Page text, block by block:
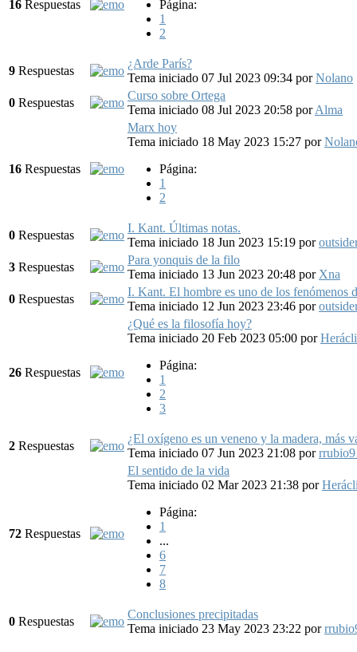
16 Respuestas
Página:
1
2
9 Respuestas
¿Arde París?
Tema iniciado 07 Jul 2023 09:34 porNolano
0 Respuestas
Curso sobre Ortega
Tema iniciado 08 Jul 2023 20:58 porAlma
16 Respuestas
Marx hoy
Tema iniciado 18 May 2023 15:27 por
Página:
1
2
0 Respuestas
I. Kant. Últimas notas.
Tema iniciado 18 Jun 2023 15:19 por
3 Respuestas
Para yonquis de la filo
Tema iniciado 13 Jun 2023 20:48 por Xna
0 Respuestas
I. Kant. El hombre es uno de los fenómenos
Tema iniciado 12 Jun 2023 23:46 por
26 Respuestas
¿Qué es la filosofía hoy?
Tema iniciado 20 Feb 2023 05:00 por
Página:
1
2
3
2 Respuestas
¿El oxígeno es un veneno y la madera, más
Tema iniciado 07 Jun 2023 21:08 por
72 Respuestas
El sentido de la vida
Tema iniciado 02 Mar 2023 21:38 por
Página:
1
...
6
7
8
0 Respuestas
Conclusiones precipitadas
Tema iniciado 23 May 2023 23:22 por